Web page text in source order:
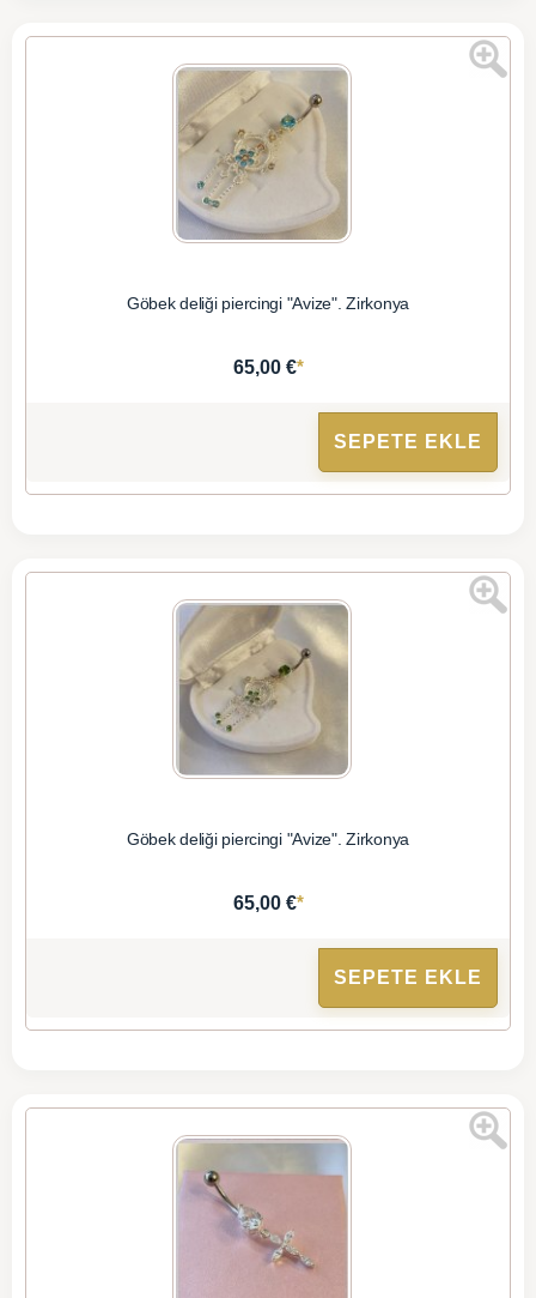
Göbek deliği piercingi "Avize". Zirkonya
65,00 €*
SEPETE EKLE
Göbek deliği piercingi "Avize". Zirkonya
65,00 €*
SEPETE EKLE